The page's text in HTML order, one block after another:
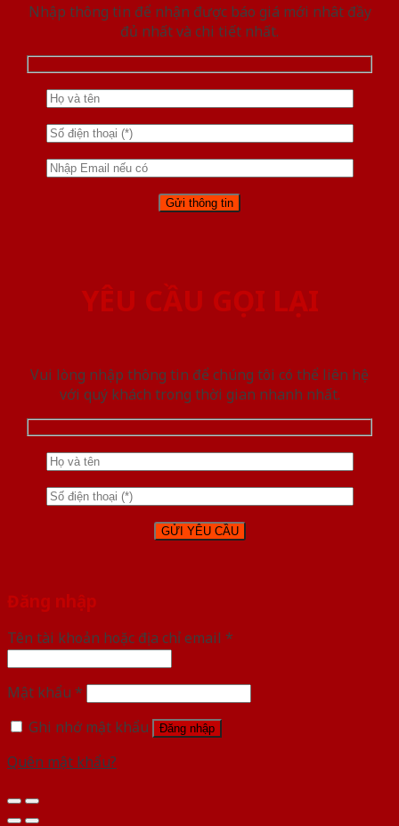
Nhập thông tin để nhận được báo giá mới nhât đầy
đủ nhất và chi tiết nhất.
YÊU CẦU GỌI LẠI
Vui lòng nhập thông tin để chúng tôi có thể liên hệ
với quý khách trong thời gian nhanh nhất.
Đăng nhập
Tên tài khoản hoặc địa chỉ email *
Mật khẩu *
Ghi nhớ mật khẩu
Đăng nhập
Quên mật khẩu?